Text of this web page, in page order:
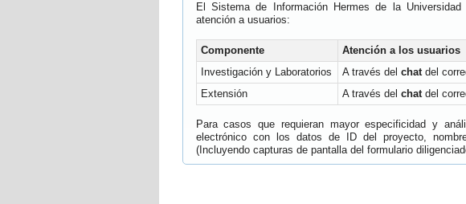
El Sistema de Información Hermes de la
atención a usuarios:
Componente Atención a los usuarios
Investigación y Laboratorios
A través del chatdel
Extensión
A través del chatdel
Para casos que requieran mayor especificidad y
electrónico con los datos de ID del proyecto,
(Incluyendo capturas de pantalla del formulario